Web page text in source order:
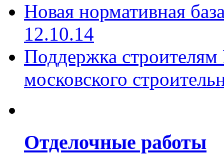
Новая нормативная
12.10.14
Поддержка
московского
Отделочные работы